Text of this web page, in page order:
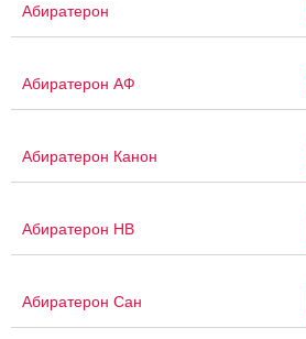
Абиратерон
Абиратерон АФ
Абиратерон Канон
Абиратерон НВ
Абиратерон Сан